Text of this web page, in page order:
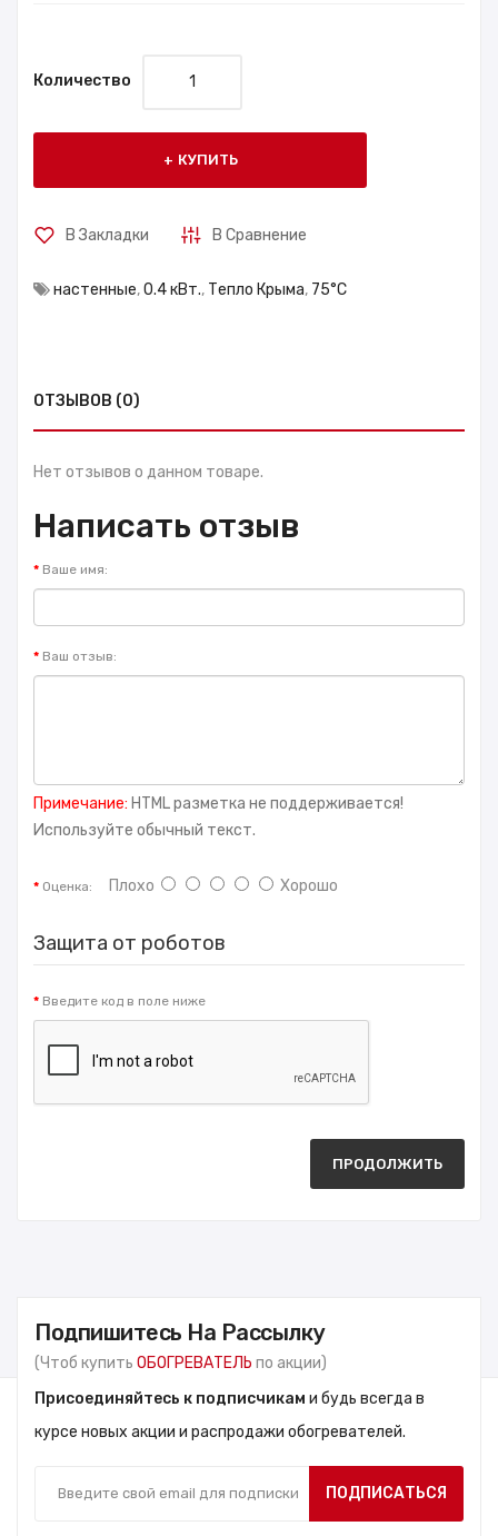
Количество
КУПИТЬ
В Закладки В Сравнение
настенные,0.4 кВт., Тепло Крыма, 75°С
ОТЗЫВОВ (0)
Нет отзывов о данном товаре.
Написать отзыв
Ваше имя:
Ваш отзыв:
Примечание: HTML разметка не поддерживается!
Используйте обычный текст.
Оценка: Плохо Хорошо
Защита от роботов
Введите код в поле ниже
ПРОДОЛЖИТЬ
Подпишитесь На Рассылку
(Чтоб купить ОБОГРЕВАТЕЛЬ по акции)
Присоединяйтесь к подписчикам и будь всегда в
курсе новых акции и распродажи обогревателей.
ПОДПИСАТЬСЯ